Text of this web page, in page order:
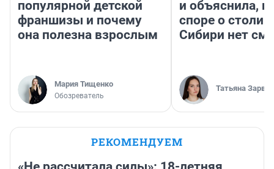
популярной детской
франшизы и почему
она полезна взрослым
Мария Тищенко
Обозреватель
и объяснила,
споре о
Сибири нет
Татьяна Зарва
РЕКОМЕНДУЕМ